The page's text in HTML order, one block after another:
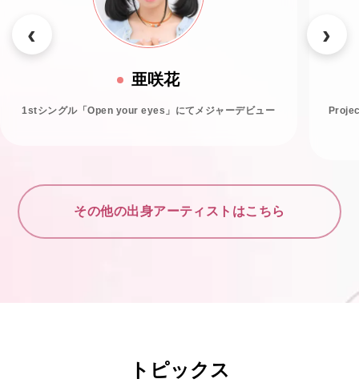
亜咲花
1stシングル「Open your eyes」にてメジャーデビュー
その他の出身アーティストはこちら
トピックス